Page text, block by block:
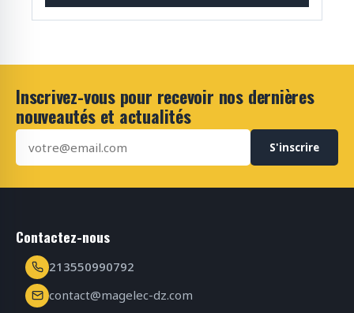
Inscrivez-vous pour recevoir nos dernières
nouveautés et actualités
S'inscrire
Contactez-nous
213550990792
contact@magelec-dz.com